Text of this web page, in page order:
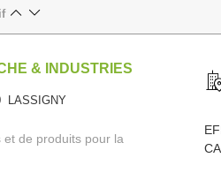
& INDUSTRIES
LASSIGNY
de produits pour la